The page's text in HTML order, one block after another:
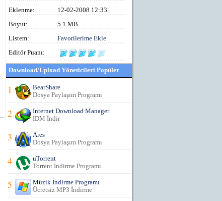
Eklenme:
12-02-2008 12:33
Boyut:
5.1 MB
Listem:
Favorilerime Ekle
Editör Puanı:
Download/Upload Yöneticileri Popüler
1
BearShare
Dosya Paylaşım Programı
2
Internet Download Manager
IDM İndir
3
Ares
Dosya Paylaşım Programı
4
uTorrent
Torrent İndirme Programı
5
Müzik İndirme Programı
Ücretsiz MP3 İndirme